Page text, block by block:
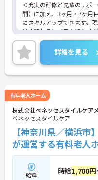
＜充実の研修と先輩のサポ
間）に加え、3ヶ月・7ヶ月
にスキルアップできます。
は先輩社員とペアを組む「
習得できるので、一人で抱
ん。
＜頑張りが給与に直結！専
＞経験やスキルがしっかり
です。定期昇給に加え、独
の専門性を認定されると、
（最大4万円）の手当がつき
れば年収UPも目指せるため
働き続けられます。
＜家族も嬉しい！ベネッセ
い福利厚生＞ご家族も支え
休の取得実績も多数あり、
ても長く安心して働き続け
す。
詳細を見る
有料老人ホーム
株式会社ベネッセスタイルケア
ベネッセスタイルケア
【神奈川県／横浜
が運営する有料老人
給料 時給1,700円